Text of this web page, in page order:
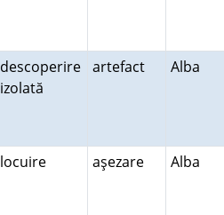
descoperire
izolată
artefact Alba
locuire aşezare Alba